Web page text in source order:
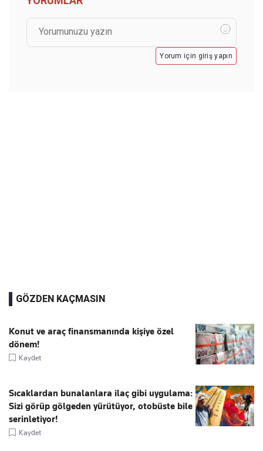
Yorum için giriş yapın
GÖZDEN KAÇMASIN
Konut ve araç finansmanında kişiye özel
dönem!
Kaydet
Sıcaklardan bunalanlara ilaç gibi uygulama:
Sizi görüp gölgeden yürütüyor, otobüste bile
serinletiyor!
Kaydet